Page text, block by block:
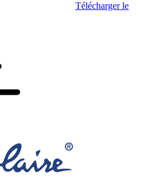
Télécharger le